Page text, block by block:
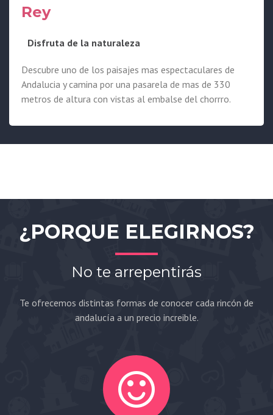
Rey
Disfruta de la naturaleza
Descubre uno de los paisajes mas espectaculares de
Andalucia y camina por una pasarela de mas de 330
metros de altura con vistas al embalse del chorrro.
¿PORQUE ELEGIRNOS?
No te arrepentirás
Te ofrecemos distintas formas de conocer cada rincón de
andalucía a un precio increible.